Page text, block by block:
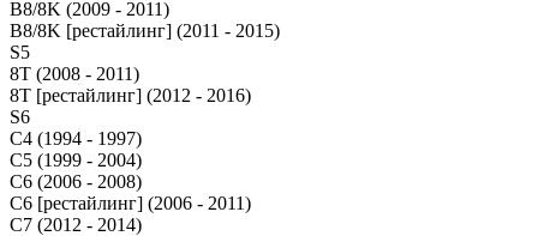
B8/8K (2009 - 2011)
B8/8K [рестайлинг] (2011 - 2015)
S5
8T (2008 - 2011)
8T [рестайлинг] (2012 - 2016)
S6
C4 (1994 - 1997)
C5 (1999 - 2004)
C6 (2006 - 2008)
C6 [рестайлинг] (2006 - 2011)
C7 (2012 - 2014)